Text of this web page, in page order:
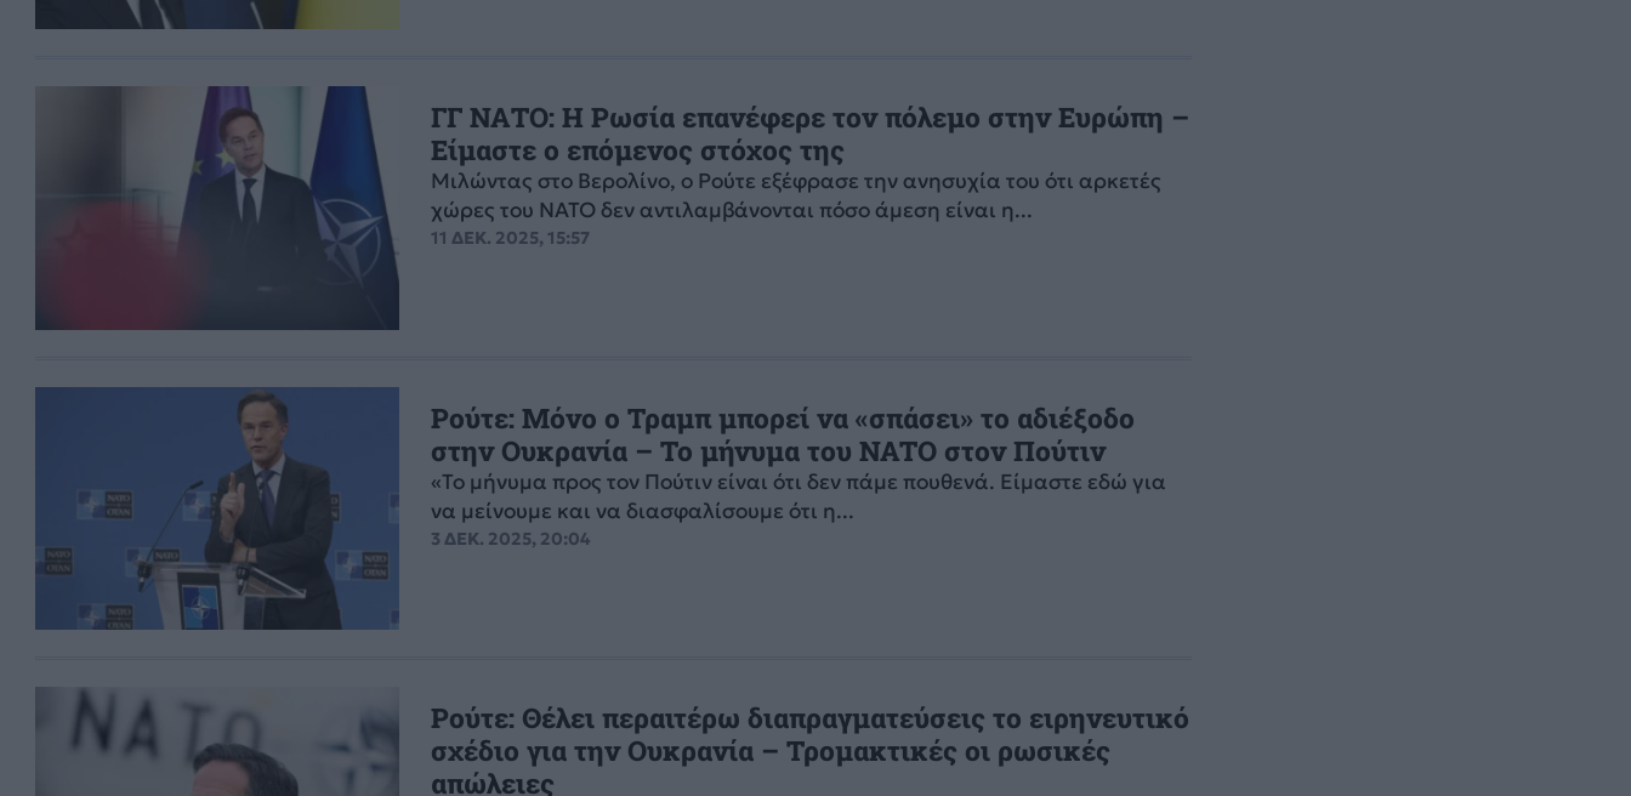
ΓΓ ΝΑΤΟ: Η Ρωσία επανέφερε τον πόλεμο στην Ευρώπη –
Είμαστε ο επόμενος στόχος της
Μιλώντας στο Βερολίνο, ο Ρούτε εξέφρασε την ανησυχία του ότι αρκετές
χώρες του ΝΑΤΟ δεν αντιλαμβάνονται πόσο άμεση είναι η...
11 ΔΕΚ. 2025, 15:57
Ρούτε: Μόνο ο Τραμπ μπορεί να «σπάσει» το αδιέξοδο
στην Ουκρανία – Το μήνυμα του NATO στον Πούτιν
«Το μήνυμα προς τον Πούτιν είναι ότι δεν πάμε πουθενά. Είμαστε εδώ για
να μείνουμε και να διασφαλίσουμε ότι η...
3 ΔΕΚ. 2025, 20:04
Ρούτε: Θέλει περαιτέρω διαπραγματεύσεις το ειρηνευτικό
σχέδιο για την Ουκρανία – Τρομακτικές οι ρωσικές
απώλειες